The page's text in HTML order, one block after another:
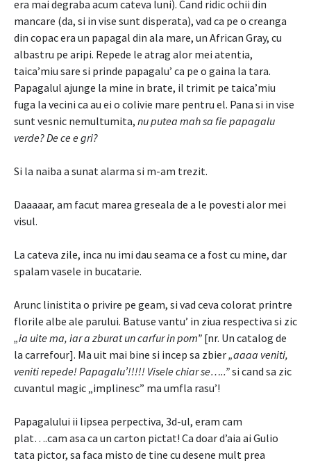
era mai degraba acum cateva luni). Cand ridic ochii din
mancare (da, si in vise sunt disperata), vad ca pe o creanga
din copac era un papagal din ala mare, un African Gray, cu
albastru pe aripi. Repede le atrag alor mei atentia,
taica’miu sare si prinde papagalu’ ca pe o gaina la tara.
Papagalul ajunge la mine in brate, il trimit pe taica’miu
fuga la vecini ca au ei o colivie mare pentru el. Pana si in vise
sunt vesnic nemultumita, nu putea mah sa fie papagalu
verde? De ce e gri?
Si la naiba a sunat alarma si m-am trezit.
Daaaaar, am facut marea greseala de a le povesti alor mei
visul.
La cateva zile, inca nu imi dau seama ce a fost cu mine, dar
spalam vasele in bucatarie.
Arunc linistita o privire pe geam, si vad ceva colorat printre
florile albe ale parului. Batuse vantu’ in ziua respectiva si zic
„ia uite ma, iar a zburat un carfur in pom” [nr. Un catalog de
la carrefour]. Ma uit mai bine si incep sa zbier„aaaa veniti,
veniti repede! Papagalu’!!!!! Visele chiar se…..”si cand sa zic
cuvantul magic „implinesc” ma umfla rasu’!
Papagalului ii lipsea perpectiva, 3d-ul, eram cam
plat….cam asa ca un carton pictat! Ca doar d’aia ai Gulio
tata pictor, sa faca misto de tine cu desene mult prea